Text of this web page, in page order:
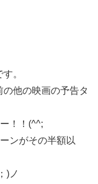
。
他の映画の予告タ
！！(^^;
ンがその半額以
)ノ